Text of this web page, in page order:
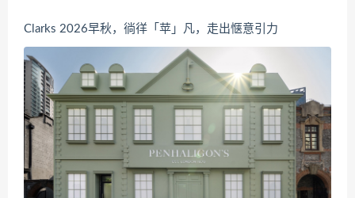
Clarks 2026早秋，徜徉「苹」凡，走出惬意引力